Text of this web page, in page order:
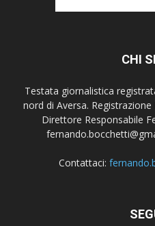
CHI
Testata giornalistica
nord di Aversa.
Direttore Responsabile
Contattaci: